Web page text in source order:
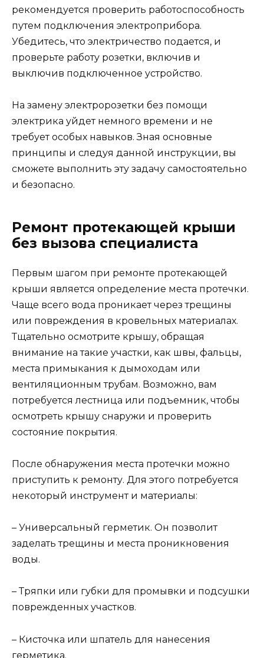
рекомендуется проверить работоспособность
путем подключения электроприбора.
Убедитесь, что электричество подается, и
проверьте работу розетки, включив и
выключив подключенное устройство.
На замену электророзетки без помощи
электрика уйдет немного времени и не
требует особых навыков. Зная основные
принципы и следуя данной инструкции, вы
сможете выполнить эту задачу самостоятельно
и безопасно.
Ремонт протекающей крыши
без вызова специалиста
Первым шагом при ремонте протекающей
крыши является определение места протечки.
Чаще всего вода проникает через трещины
или повреждения в кровельных материалах.
Тщательно осмотрите крышу, обращая
внимание на такие участки, как швы, фальцы,
места примыкания к дымоходам или
вентиляционным трубам. Возможно, вам
потребуется лестница или подъемник, чтобы
осмотреть крышу снаружи и проверить
состояние покрытия.
После обнаружения места протечки можно
приступить к ремонту. Для этого потребуется
некоторый инструмент и материалы:
– Универсальный герметик. Он позволит
заделать трещины и места проникновения
воды.
– Тряпки или губки для промывки и подсушки
поврежденных участков.
– Кисточка или шпатель для нанесения
герметика.